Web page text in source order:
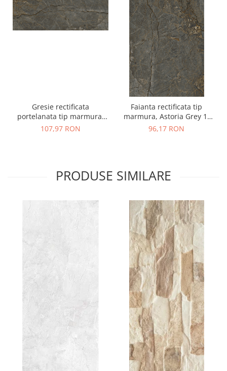
Gresie rectificata
portelanata tip marmura,
Astoria Grey 1, 45x45 cm,
107,97 RON
Faianta rectificata tip
marmura, Astoria Grey 1.
QK11, 30x90 cm, gri, finisaj
96,17 RON
PRODUSE SIMILARE